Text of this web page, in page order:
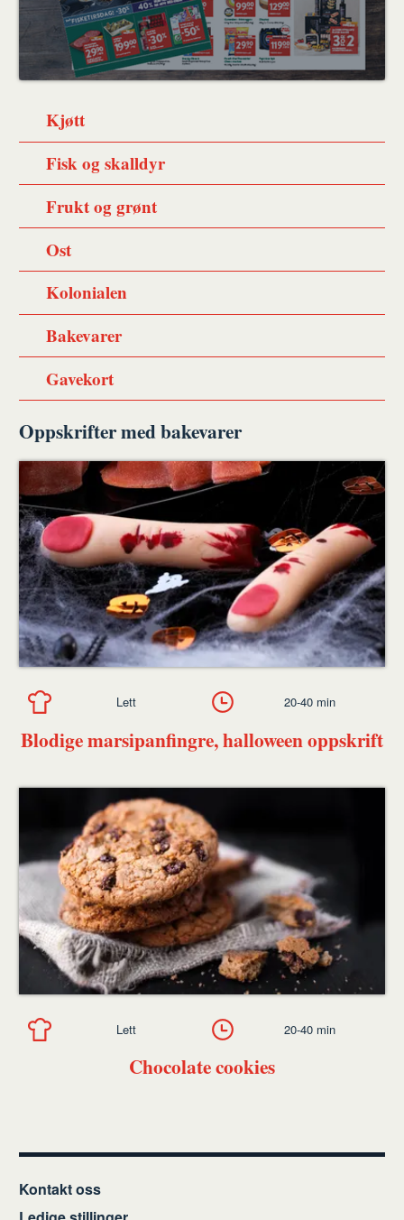
Kjøtt
Fisk og skalldyr
Frukt og grønt
Ost
Kolonialen
Bakevarer
Gavekort
Oppskrifter med bakevarer
Blodige marsipanfingre, halloween oppskrift
Lett 20-40 min
Chocolate cookies
Lett 20-40 min
Kontakt oss